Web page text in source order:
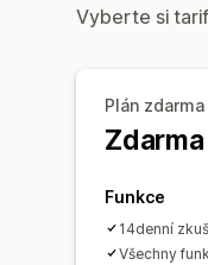
Vyberte si
Plán zdarma
Zdarma
Funkce
14denní
Všechny